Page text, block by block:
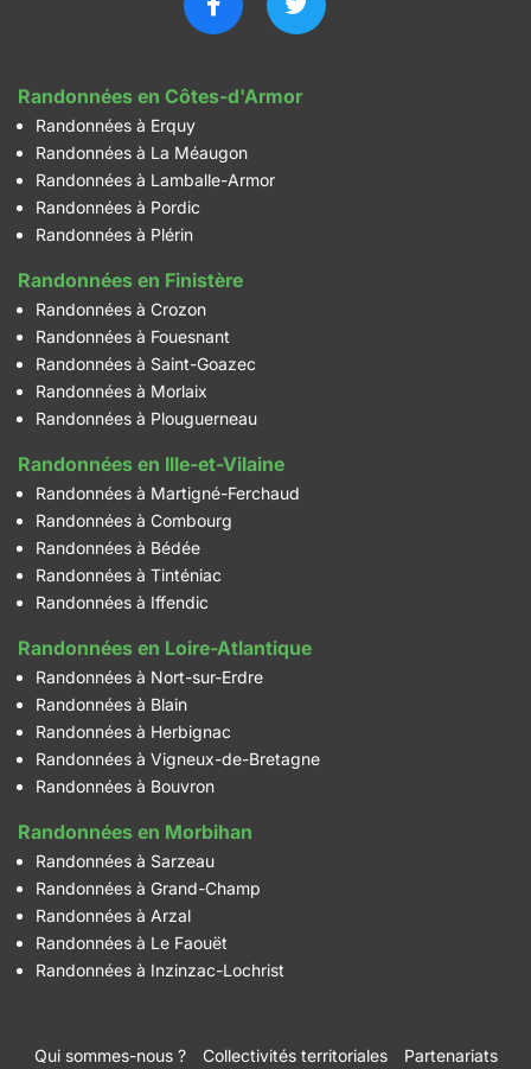
Randonnées en Côtes-d'Armor
Randonnées à Erquy
Randonnées à La Méaugon
Randonnées à Lamballe-Armor
Randonnées à Pordic
Randonnées à Plérin
Randonnées en Finistère
Randonnées à Crozon
Randonnées à Fouesnant
Randonnées à Saint-Goazec
Randonnées à Morlaix
Randonnées à Plouguerneau
Randonnées en Ille-et-Vilaine
Randonnées à Martigné-Ferchaud
Randonnées à Combourg
Randonnées à Bédée
Randonnées à Tinténiac
Randonnées à Iffendic
Randonnées en Loire-Atlantique
Randonnées à Nort-sur-Erdre
Randonnées à Blain
Randonnées à Herbignac
Randonnées à Vigneux-de-Bretagne
Randonnées à Bouvron
Randonnées en Morbihan
Randonnées à Sarzeau
Randonnées à Grand-Champ
Randonnées à Arzal
Randonnées à Le Faouët
Randonnées à Inzinzac-Lochrist
Qui sommes-nous ? Collectivités territoriales Partenariats